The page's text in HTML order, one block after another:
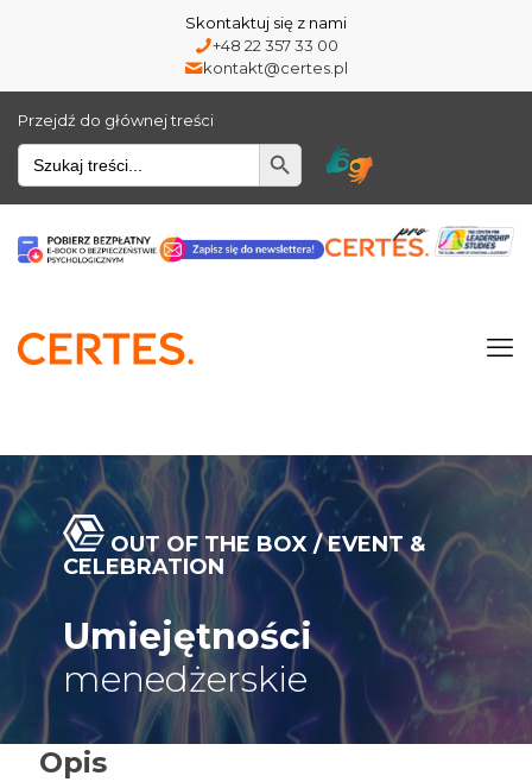
Skontaktuj się z nami
+48 22 357 33 00
kontakt@certes.pl
Przejdź do głównej treści
Wyszukiwarka
OUT OF THE BOX / EVENT &
CELEBRATION
Umiejętności
menedżerskie
Opis